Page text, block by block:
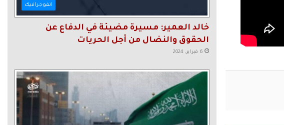
انفوجرافيك
خالد العمير: مسيرة مضيئة في الدفاع عن
الحقوق والنضال من أجل الحريات
6 فبراير، 2024